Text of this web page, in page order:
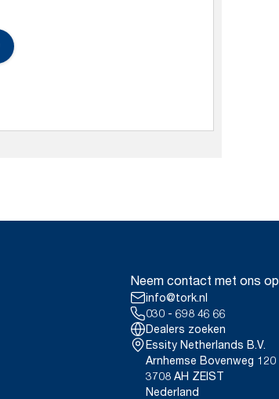
Neem contact met ons op
info@tork.nl
030 - 698 46 66
Dealers zoeken
Essity Netherlands B.V.
Arnhemse Bovenweg 120
3708 AH ZEIST
Nederland